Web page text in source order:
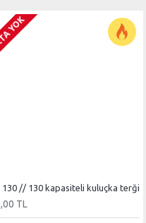
YOK
130 // 130 kapasiteli kuluçka terği
TL